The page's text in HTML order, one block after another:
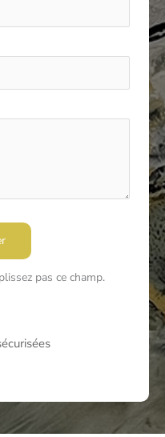
pas ce champ.